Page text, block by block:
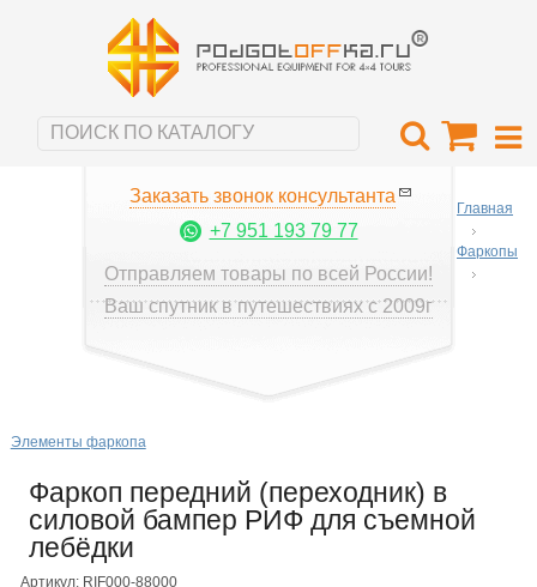
Заказать звонок консультанта
+7 951 193 79 77
Отправляем товары по всей России!
Ваш спутник в путешествиях с 2009г
Главная
Фаркопы
Элементы фаркопа
Фаркоп передний (переходник) в
силовой бампер РИФ для съемной
лебёдки
Артикул: RIF000-88000